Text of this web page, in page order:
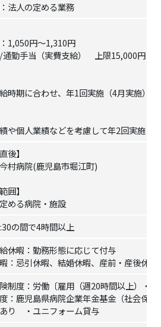
法人の定める業務
1,050円～1,310円
勤手当（実費支給） 上限15,000円
時期に合わせ、年1回実施（4月実施）
や個人業績などを考慮して年2回実施（
後】
村病院(鹿児島市堀江町)
囲】
める病院・施設
の間で4時間以上
休暇：勤務形態に応じて付与
：忌引休暇、結婚休暇、産前・産後休
制度：労働〔雇用（週20時間以上）・
：鹿児島県病院企業年金基金（社会保
あり ・ユニフォーム貸与